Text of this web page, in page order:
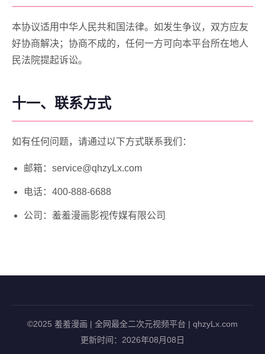
本协议适用中华人民共和国法律。如发生争议，双方应友
好协商解决；协商不成的，任何一方可向本平台所在地人
民法院提起诉讼。
十一、联系方式
如有任何问题，请通过以下方式联系我们：
邮箱：service@qhzyLx.com
电话：400-888-6688
公司：羞羞漫画影视传媒有限公司
©2025 羞羞漫画 | 全网最全二次元视频平台 | qhzyLx.com
更新时间：2026年08月08日